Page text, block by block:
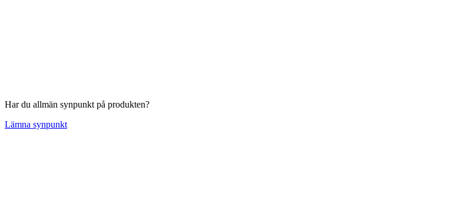
Har du allmän synpunkt på produkten?
Lämna synpunkt